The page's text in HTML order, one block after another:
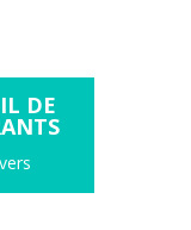
DE